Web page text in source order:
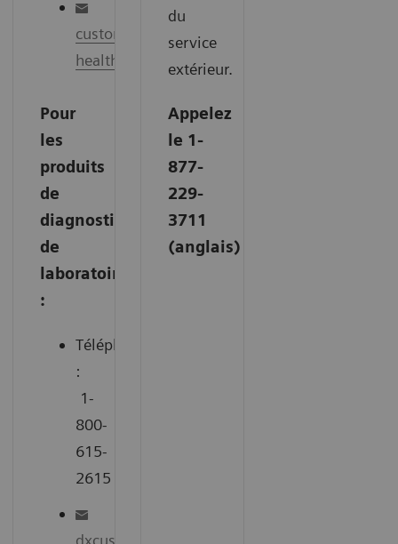
customercarecentre.ca@siemens-
healthineers.com
Pour
les
produits
de
diagnostic
de
laboratoire
:
Téléphone
:
1-
800-
615-
2615
du
service
extérieur.
Appelez
le 1-
877-
229-
3711
(anglais)